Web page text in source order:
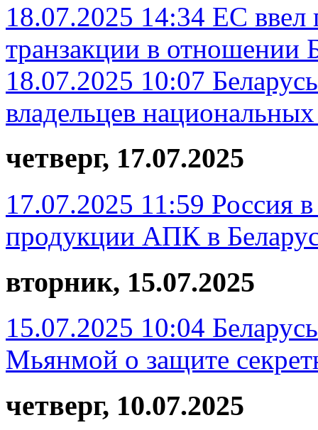
18.07.2025 14:34 ЕС ввел
транзакции в отношении
18.07.2025 10:07
владельцев
четверг, 17.07.2025
17.07.2025 11:59 Россия
продукции АПК в
вторник, 15.07.2025
15.07.2025 10:04
Мьянмой о защите
четверг, 10.07.2025